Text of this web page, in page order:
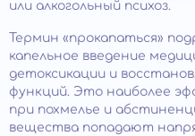
или алкогольный психоз.
Термин «прокапаться»
капельное введение
детоксикации и
функций. Это наиболее
при похмелье и
вещества попадают